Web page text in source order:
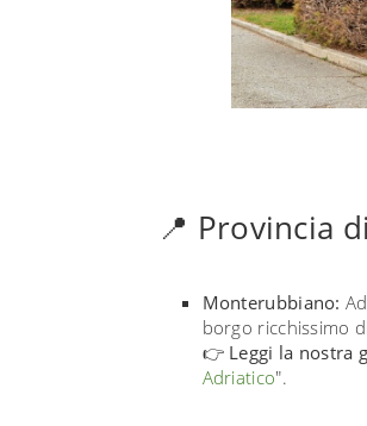
📍 Provincia
Monterubbiano:
borgo ricchissimo
👉 Leggi la nostra
Adriatico".